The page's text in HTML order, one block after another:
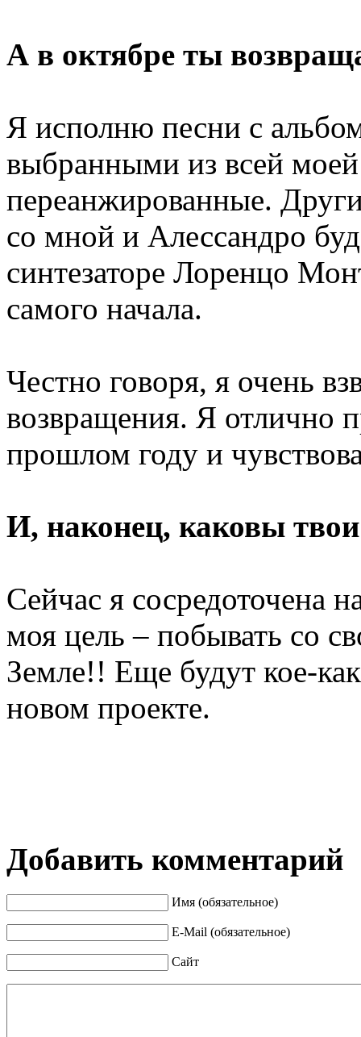
А в октябре ты
Я исполню песни с
выбранными из всей
переанжированные.
со мной и Алессандро
синтезаторе Лоренцо
самого начала.
Честно говоря, я очень
возвращения. Я отлично
прошлом году и
И, наконец, каковы
Сейчас я сосредоточена
моя цель – побывать со
Земле!! Еще будут кое-
новом проекте.
Добавить комментарий
Имя (обязательное)
E-Mail (обязательное)
Сайт